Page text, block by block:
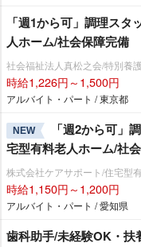
「週1から可」調理ス
人ホーム/社会保障完備
社会福祉法人真松之会/特別養
時給1,226円～1,500円
アルバイト・パート / 東京都
NEW
「週2から可」
宅型有料老人ホーム/社
株式会社ケアサポート/住宅型
時給1,150円～1,200円
アルバイト・パート / 愛知県
歯科助手/未経験OK・扶